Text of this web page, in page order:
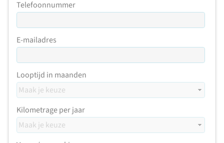
Telefoonnummer
E-mailadres
Looptijd in maanden
Kilometrage per jaar